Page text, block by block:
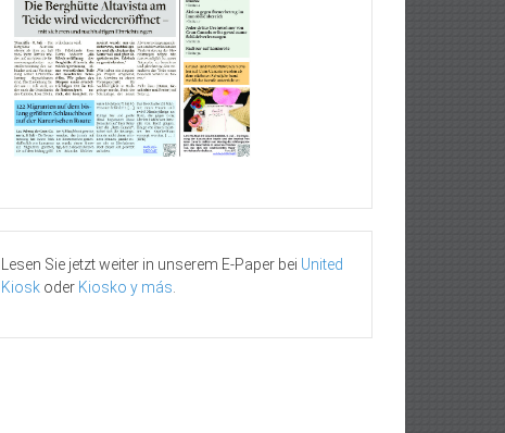
Lesen Sie jetzt weiter in unserem E-Paper bei United
Kiosk oder Kiosko y más